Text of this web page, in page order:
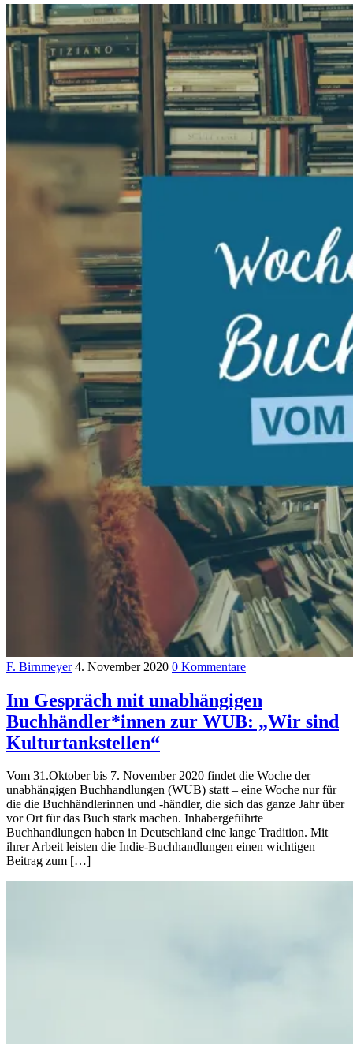
F. Birnmeyer 4. November 2020 0 Kommentare
Im Gespräch mit unabhängigen
Buchhändler*innen zur WUB: „Wir sind
Kulturtankstellen“
Vom 31.Oktober bis 7. November 2020 findet die Woche der
unabhängigen Buchhandlungen (WUB) statt – eine Woche nur für
die die Buchhändlerinnen und -händler, die sich das ganze Jahr über
vor Ort für das Buch stark machen. Inhabergeführte
Buchhandlungen haben in Deutschland eine lange Tradition. Mit
ihrer Arbeit leisten die Indie-Buchhandlungen einen wichtigen
Beitrag zum […]